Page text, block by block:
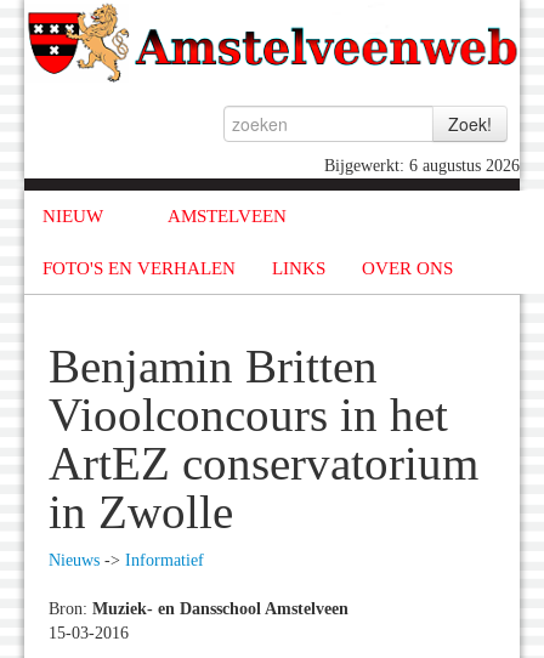
Bijgewerkt: 6 augustus 2026
NIEUW AMSTELVEEN
FOTO'S EN VERHALEN LINKS OVER ONS
Benjamin Britten
Vioolconcours in het
ArtEZ conservatorium
in Zwolle
Nieuws -> Informatief
Bron: Muziek- en Dansschool Amstelveen
15-03-2016